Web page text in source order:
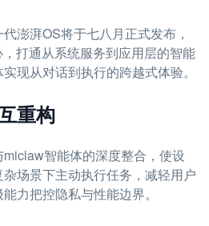
澎湃OS将于七八月正式发布，
打通从系统服务到应用层的智能
现从对话到执行的跨越式体验。
重构
智能体的深度整合，使设
场景下主动执行任务，减轻用户
力把控隐私与性能边界。